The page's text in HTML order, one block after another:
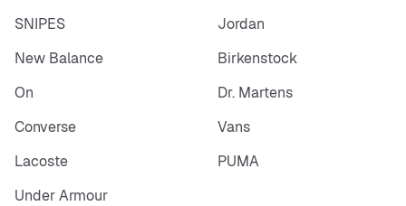
SNIPES
Jordan
New Balance
Birkenstock
On
Dr. Martens
Converse
Vans
Lacoste
PUMA
Under Armour